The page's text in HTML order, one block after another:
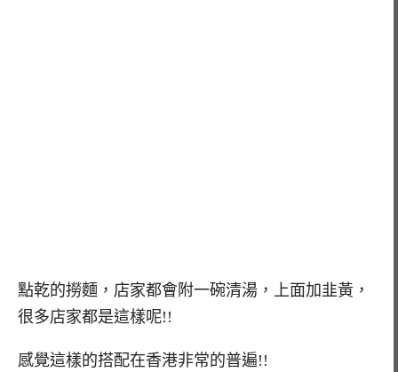
點乾的撈麵，店家都會附一碗清湯，上面加韭黃，
很多店家都是這樣呢!!
感覺這樣的搭配在香港非常的普遍!!